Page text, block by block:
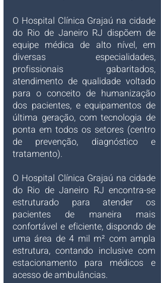
O Hospital Clínica Grajaú na cidade
do Rio de Janeiro RJ dispõem de
equipe médica de alto nível, em
diversas especialidades,
profissionais gabaritados,
atendimento de qualidade voltado
para o conceito de humanização
dos pacientes, e equipamentos de
última geração, com tecnologia de
ponta em todos os setores (centro
de prevenção, diagnóstico e
tratamento).
O Hospital Clínica Grajaú na cidade
do Rio de Janeiro RJ encontra-se
estruturado para atender os
pacientes de maneira mais
confortável e eficiente, dispondo de
uma área de 4 mil m² com ampla
estrutura, contando inclusive com
estacionamento para médicos e
acesso de ambulâncias.